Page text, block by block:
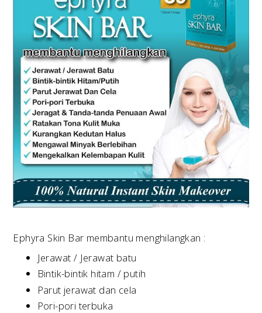
Ephyra Skin Bar membantu menghilangkan :
Jerawat / Jerawat batu
Bintik-bintik hitam / putih
Parut jerawat dan cela
Pori-pori terbuka